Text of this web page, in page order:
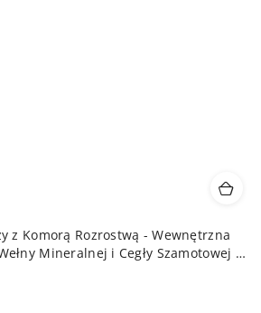
z Komorą Rozrostwą - Wewnętrzna
Mineralnej i Cegły Szamotowej 2x